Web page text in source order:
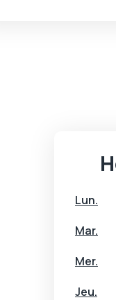
Lun.
Mar.
Mer.
Jeu.